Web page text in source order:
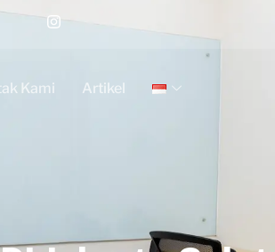
Kami Artikel